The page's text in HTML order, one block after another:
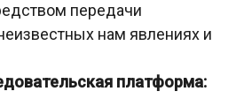
передачи
нам явлениях и
платформа: